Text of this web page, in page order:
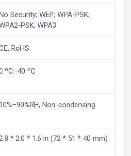
Security; WEP; WPA-PSK;
PSK; WPA3
RoHS
ºC–40 ºC
10%–90%RH, Non-condensing
* 2.0 * 1.6 in (72 * 51 * 40 mm)